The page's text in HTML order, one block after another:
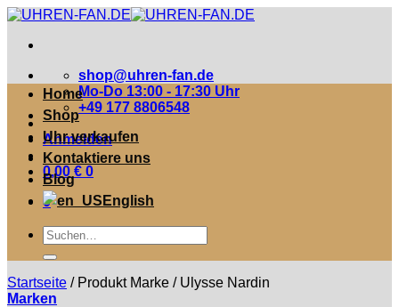
Zum
springen
shop@uhren-fan.de
Mo-Do 13:00 - 17:30 Uhr
+49 177 8806548
Anmelden
0,00 € 0
0
Home
Shop
Uhr verkaufen
Kontaktiere uns
Blog
English
Suche
nach:
Startseite /Produkt Marke /Ulysse Nardin
Marken